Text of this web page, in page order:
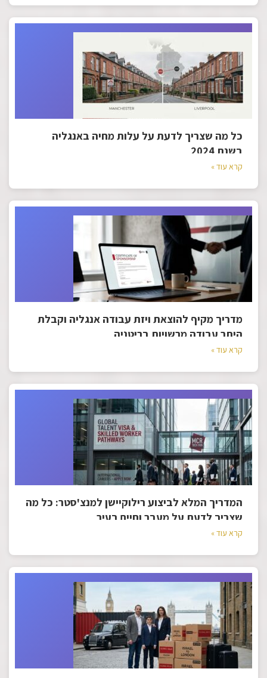
כל מה שצריך לדעת על עלות מחיה באנגליה
בשנת 2024
קרא עוד »
מדריך מקיף להוצאת ויזת עבודה אנגליה וקבלת
היתר עבודה מרשויות בריטניה
קרא עוד »
המדריך המלא לביצוע רילוקיישן למנצ'סטר: כל מה
שצריך לדעת על מעבר וחיים בעיר
קרא עוד »